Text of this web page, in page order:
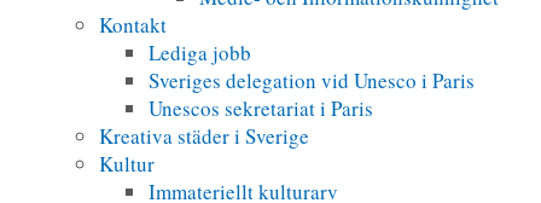
Kontakt
Lediga jobb
Sveriges delegation vid Unesco i Paris
Unescos sekretariat i Paris
Kreativa städer i Sverige
Kultur
Immateriellt kulturarv